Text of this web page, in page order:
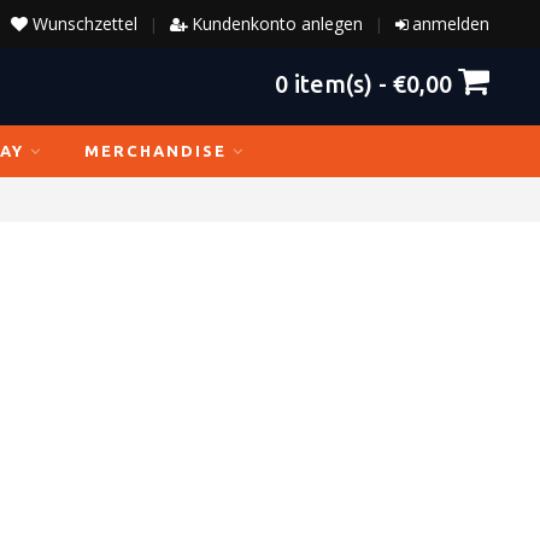
anmelden
|
Kundenkonto anlegen
|
Wunschzettel
0 item(s) - €0,00
MERCHANDISE